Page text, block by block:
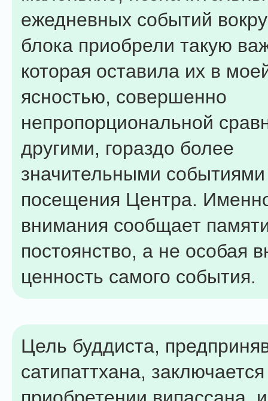
ежедневных событий
блока приобрели такую
которая оставила их в
ясностью, совершенно
непропорциональной
другими, гораздо более
значительными
посещения Центра.
внимания сообщает
постоянство, а не особая
ценность самого события.
Цель буддиста,
сатипаттхана,